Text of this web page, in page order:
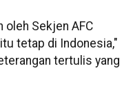
oleh Sekjen AFC
tetap di Indonesia,"
tertulis yang